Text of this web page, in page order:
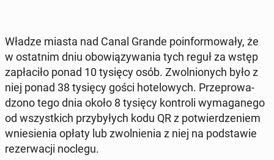
Władze miasta nad Canal Grande po­in­for­mo­wa­ły, że
w ostat­nim dniu obo­wią­zy­wa­nia tych reguł za wstęp
za­pła­ci­ło ponad 10 tysięcy osób. Zwol­nio­nych było z
niej ponad 38 tysięcy gości ho­te­lo­wych. Prze­pro­wa­
dzo­no tego dnia około 8 tysięcy kon­tro­li wy­ma­ga­ne­go
od wszyst­kich przy­by­łych kodu QR z po­twier­dze­niem
wnie­sie­nia opłaty lub zwol­nie­nia z niej na pod­sta­wie
re­zer­wa­cji noclegu.